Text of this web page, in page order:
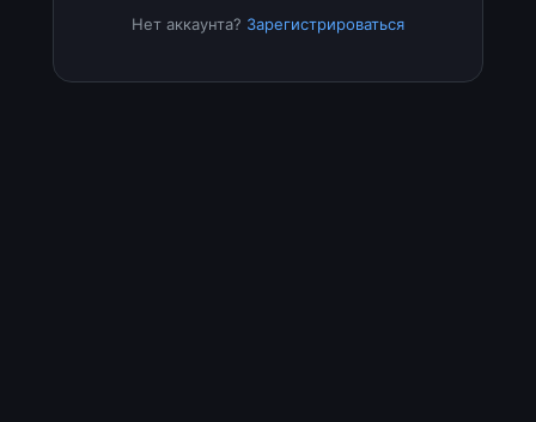
Нет аккаунта? Зарегистрироваться